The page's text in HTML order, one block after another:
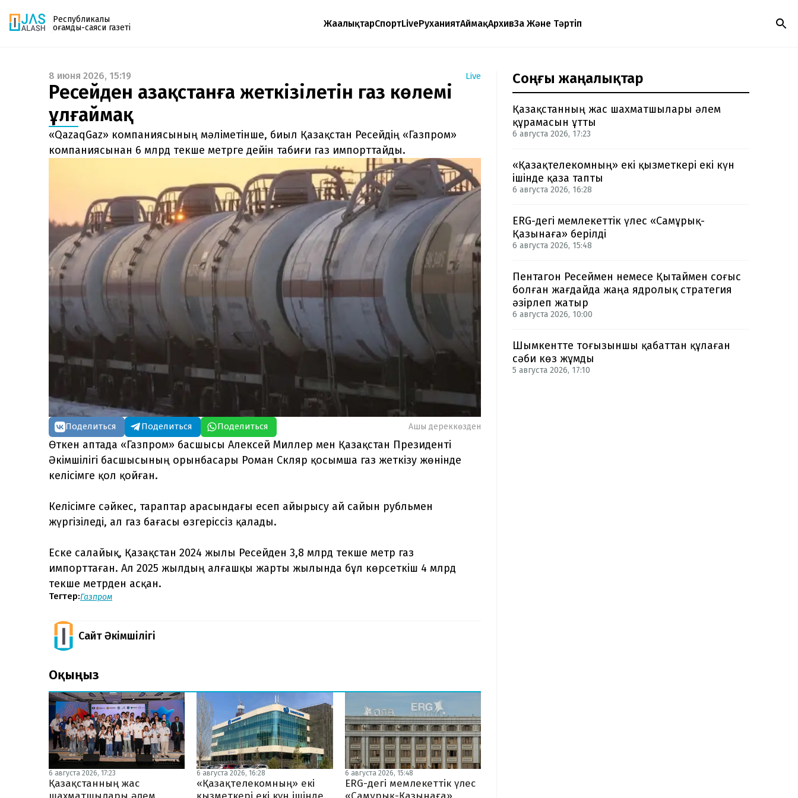
Республикалық
қоғамдық-саяси газеті
ЖаңалықтарСпортLiveРуханиятАймақАрхивЗаң Және Тәртіп
Газетке жазылу
PDF форматтағы газетті ай сайын электронды
поштаңызға алып отырыңыз. Жаңа нөмір
шыққан сәтте сізге бірден жіберіледі. Тек email
енгізіңіз, біз қалғанын өзіміз жібереміз.
8 июня 2026, 15:19 Live
Ресейден Қазақстанға жеткізілетін газ көлемі
ұлғаймақ
«QazaqGaz» компаниясының мәліметінше, биыл Қазақстан Ресейдің «Газпром»
компаниясынан 6 млрд текше метрге дейін табиғи газ импорттайды.
Поделиться Поделиться Поделиться Ашық дереккөзден
Өткен аптада «Газпром» басшысы Алексей Миллер мен Қазақстан Президенті
Әкімшілігі басшысының орынбасары Роман Скляр қосымша газ жеткізу жөнінде
келісімге қол қойған.
Келісімге сәйкес, тараптар арасындағы есеп айырысу ай сайын рубльмен
жүргізіледі, ал газ бағасы өзгеріссіз қалады.
Еске салайық, Қазақстан 2024 жылы Ресейден 3,8 млрд текше метр газ
импорттаған. Ал 2025 жылдың алғашқы жарты жылында бұл көрсеткіш 4 млрд
текше метрден асқан.
Тегтер:Газпром
Сайт Әкімшілігі
Оқыңыз
6 августа 2026, 17:23
Қазақстанның жас
6 августа 2026, 16:28
«Қазақтелекомның» екі
6 августа 2026, 15:48
ERG-дегі мемлекеттік үлес
Соңғы жаңалықтар
Қазақстанның жас шахматшылары әлем
құрамасын ұтты
6 августа 2026, 17:23
«Қазақтелекомның» екі қызметкері екі күн
ішінде қаза тапты
6 августа 2026, 16:28
ERG-дегі мемлекеттік үлес «Самұрық-
Қазынаға» берілді
6 августа 2026, 15:48
Пентагон Ресеймен немесе Қытаймен соғыс
болған жағдайда жаңа ядролық стратегия
әзірлеп жатыр
6 августа 2026, 10:00
Шымкентте тоғызыншы қабаттан құлаған
сәби көз жұмды
5 августа 2026, 17:10